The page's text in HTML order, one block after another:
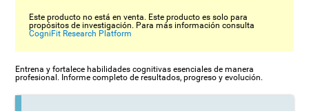
Este producto no está en venta. Este producto es solo para
propósitos de investigación. Para más información consulta
CogniFit Research Platform
Entrena y fortalece habilidades cognitivas esenciales de manera
profesional. Informe completo de resultados, progreso y evolución.